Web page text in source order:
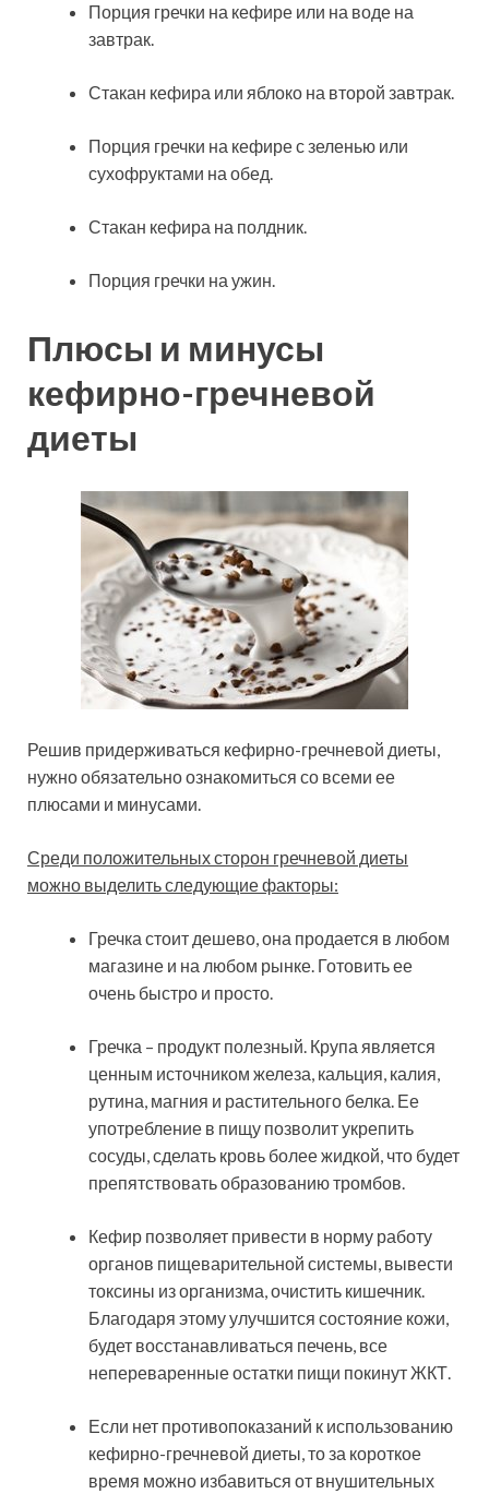
Порция гречки на кефире или на воде на
завтрак.
Стакан кефира или яблоко на второй завтрак.
Порция гречки на кефире с зеленью или
сухофруктами на обед.
Стакан кефира на полдник.
Порция гречки на ужин.
Плюсы и минусы
кефирно-гречневой
диеты
Решив придерживаться кефирно-гречневой диеты,
нужно обязательно ознакомиться со всеми ее
плюсами и минусами.
Среди положительных сторон гречневой диеты
можно выделить следующие факторы:
Гречка стоит дешево, она продается в любом
магазине и на любом рынке. Готовить ее
очень быстро и просто.
Гречка – продукт полезный. Крупа является
ценным источником железа, кальция, калия,
рутина, магния и растительного белка. Ее
употребление в пищу позволит укрепить
сосуды, сделать кровь более жидкой, что будет
препятствовать образованию тромбов.
Кефир позволяет привести в норму работу
органов пищеварительной системы, вывести
токсины из организма, очистить кишечник.
Благодаря этому улучшится состояние кожи,
будет восстанавливаться печень, все
непереваренные остатки пищи покинут ЖКТ.
Если нет противопоказаний к использованию
кефирно-гречневой диеты, то за короткое
время можно избавиться от внушительных